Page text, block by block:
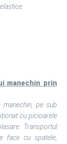
manechin prin
pe sub
cu picioarele
Transportul
face cu spatele,